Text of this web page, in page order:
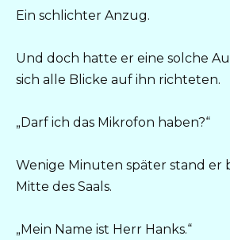
Ein schlichter Anzug.
Und doch hatte er eine solche
sich alle Blicke auf ihn richteten.
„Darf ich das Mikrofon haben?“
Wenige Minuten später stand er
Mitte des Saals.
„Mein Name ist Herr Hanks.“